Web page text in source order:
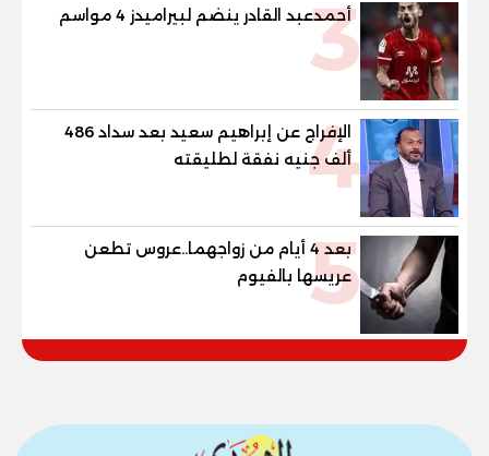
3
أحمدعبد القادر ينضم لبيراميدز 4 مواسم
4
الإفراج عن إبراهيم سعيد بعد سداد 486
ألف جنيه نفقة لطليقته
5بعد 4 أيام من زواجهما..عروس تطعن
عريسها بالفيوم